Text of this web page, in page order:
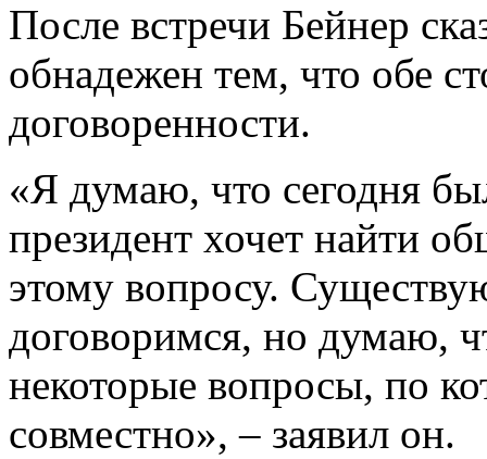
После встречи Бейнер
обнадежен тем, что обе
договоренности.
«Я думаю, что сегодня
президент хочет найти
этому вопросу.
договоримся, но думаю,
некоторые вопросы, по
совместно», – заявил он.